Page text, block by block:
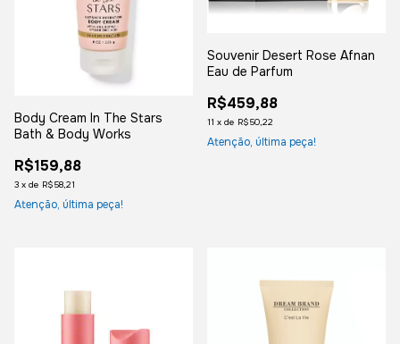
Body Cream In The Stars
Bath & Body Works
R$159,88
3 x de R$58,21
Atenção, última peça!
Souvenir Desert Rose Afnan
Eau de Parfum
R$459,88
11 x de R$50,22
Atenção, última peça!